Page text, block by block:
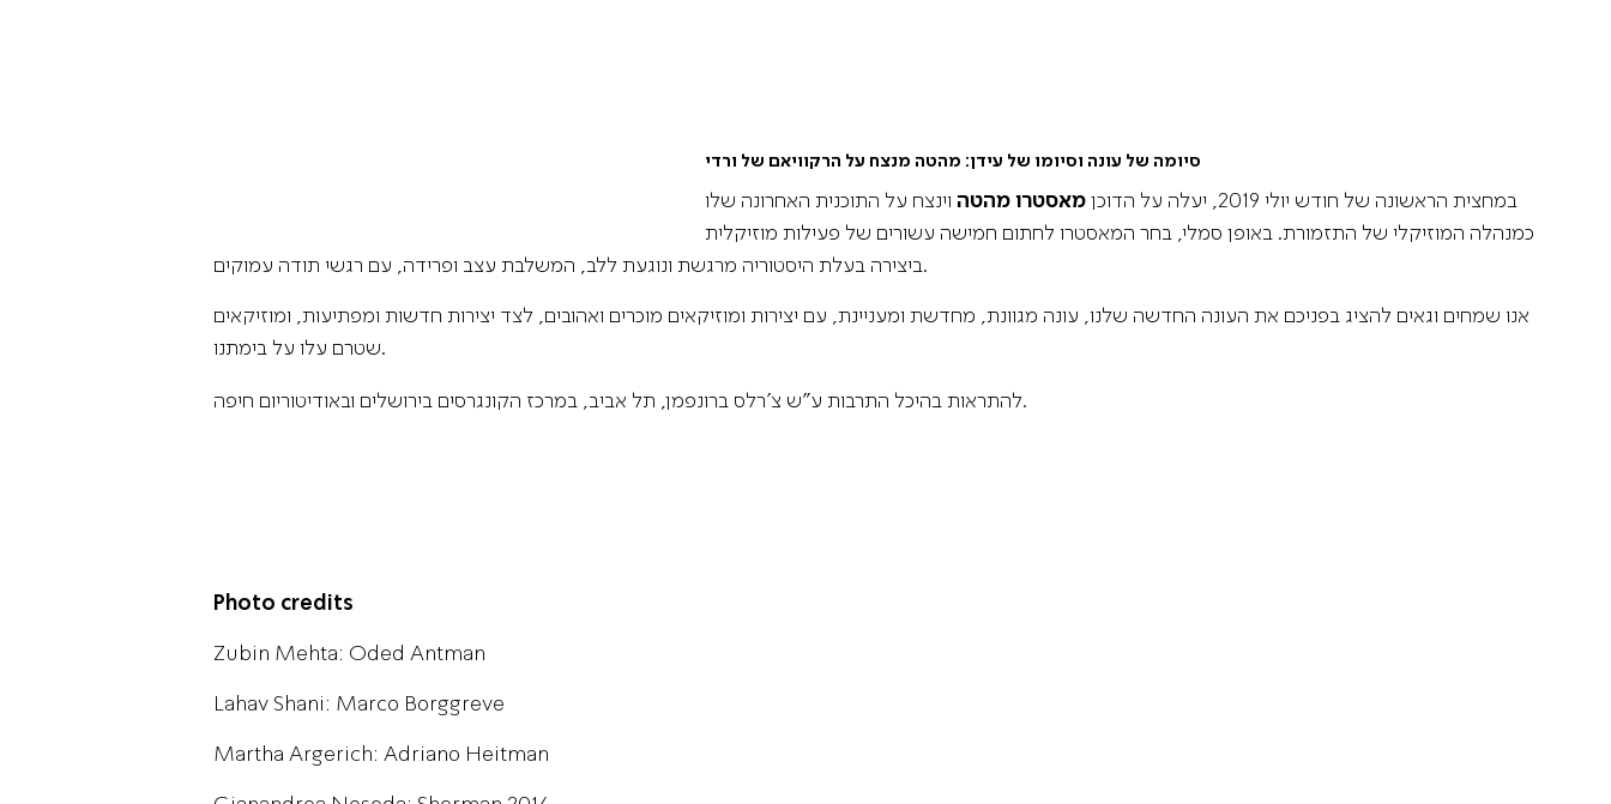
סיומה של עונה וסיומו של עידן: מהטה מנצח על הרקוויאם של ורדי
במחצית הראשונה של חודש יולי 2019, יעלה על הדוכן מאסטרו מהטה וינצח על התוכנית האחרונה שלו
כמנהלה המוזיקלי של התזמורת. באופן סמלי, בחר המאסטרו לחתום חמישה עשורים של פעילות מוזיקלית
ביצירה בעלת היסטוריה מרגשת ונוגעת ללב, המשלבת עצב ופרידה, עם רגשי תודה עמוקים.
אנו שמחים וגאים להציג בפניכם את העונה החדשה שלנו, עונה מגוונת, מחדשת ומעניינת, עם יצירות ומוזיקאים מוכרים ואהובים, לצד יצירות חדשות ומפתיעות, ומוזיקאים
שטרם עלו על בימתנו.
להתראות בהיכל התרבות ע”ש צ’רלס ברונפמן, תל אביב, במרכז הקונגרסים בירושלים ובאודיטוריום חיפה.
Photo credits
Zubin Mehta: Oded Antman
Lahav Shani: Marco Borggreve
Martha Argerich: Adriano Heitman